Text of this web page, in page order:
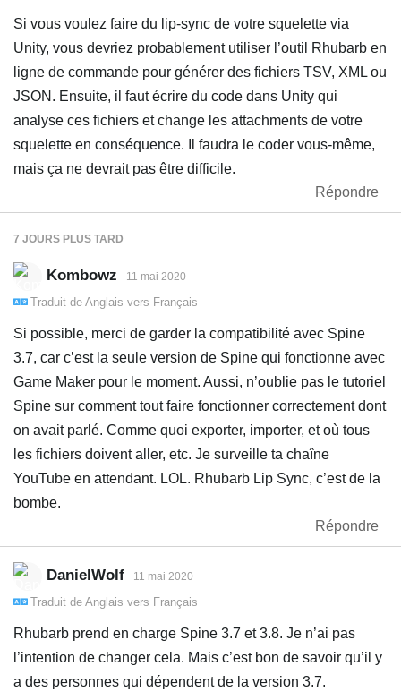
Si vous voulez faire du lip-sync de votre squelette via
Unity, vous devriez probablement utiliser l’outil Rhubarb en
ligne de commande pour générer des fichiers TSV, XML ou
JSON. Ensuite, il faut écrire du code dans Unity qui
analyse ces fichiers et change les attachments de votre
squelette en conséquence. Il faudra le coder vous-même,
mais ça ne devrait pas être difficile.
Répondre
7 JOURS PLUS TARD
Kombowz 11 mai 2020
Traduit de Anglais vers Français
Si possible, merci de garder la compatibilité avec Spine
3.7, car c’est la seule version de Spine qui fonctionne avec
Game Maker pour le moment. Aussi, n’oublie pas le tutoriel
Spine sur comment tout faire fonctionner correctement dont
on avait parlé. Comme quoi exporter, importer, et où tous
les fichiers doivent aller, etc. Je surveille ta chaîne
YouTube en attendant. LOL. Rhubarb Lip Sync, c’est de la
bombe.
Répondre
DanielWolf 11 mai 2020
Traduit de Anglais vers Français
Rhubarb prend en charge Spine 3.7 et 3.8. Je n’ai pas
l’intention de changer cela. Mais c’est bon de savoir qu’il y
a des personnes qui dépendent de la version 3.7.